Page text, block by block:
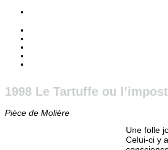
1998 Le Tartuffe ou
Pièce de Molière
Une folle
Celui-ci y